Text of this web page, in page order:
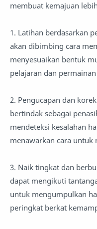
membuat kemajuan
1. Latihan berdasarkan
akan dibimbing cara
menyesuaikan bentuk
pelajaran dan
2. Pengucapan dan
bertindak sebagai
mendeteksi kesalahan
menawarkan cara untuk
3. Naik tingkat dan
dapat mengikuti
untuk mengumpulkan
peringkat berkat